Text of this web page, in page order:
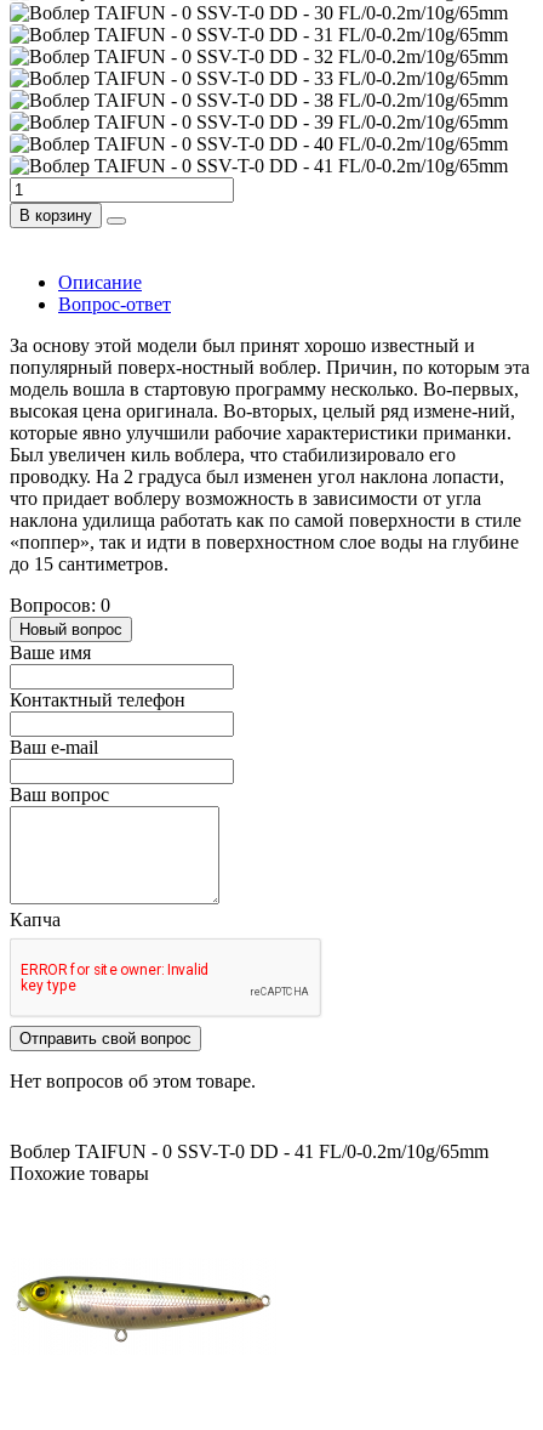
В корзину
Описание
Вопрос-ответ
За основу этой модели был принят хорошо известный и
популярный поверх-ностный воблер. Причин, по которым эта
модель вошла в стартовую программу несколько. Во-первых,
высокая цена оригинала. Во-вторых, целый ряд измене-ний,
которые явно улучшили рабочие характеристики приманки.
Был увеличен киль воблера, что стабилизировало его
проводку. На 2 градуса был изменен угол наклона лопасти,
что придает воблеру возможность в зависимости от угла
наклона удилища работать как по самой поверхности в стиле
«поппер», так и идти в поверхностном слое воды на глубине
до 15 сантиметров.
Вопросов: 0
Новый вопрос
Ваше имя
Контактный телефон
Ваш e-mail
Ваш вопрос
Капча
Отправить свой вопрос
Нет вопросов об этом товаре.
Воблер TAIFUN - 0 SSV-T-0 DD - 41 FL/0-0.2m/10g/65mm
Похожие товары